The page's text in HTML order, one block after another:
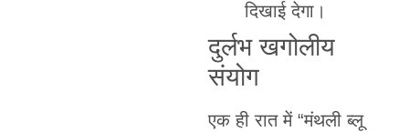
दिखाई देगा।
दुर्लभ खगोलीय
संयोग
एक ही रात में “मंथली ब्लू